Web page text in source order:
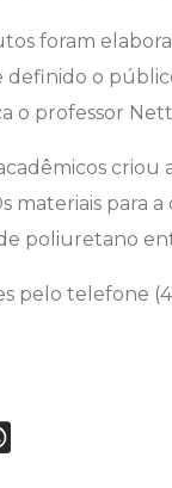
foram
definido o
o professor
criou
materiais para
poliuretano
pelo telefone